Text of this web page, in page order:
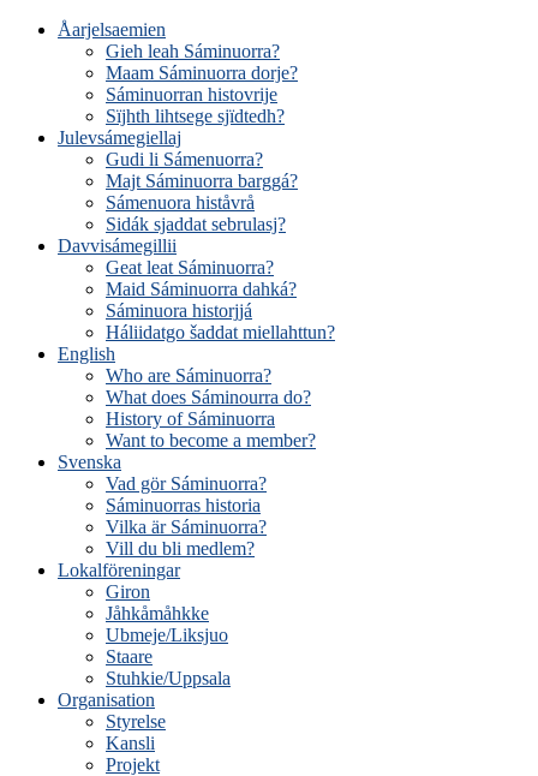
Åarjelsaemien
Gieh leah Sáminuorra?
Maam Sáminuorra dorje?
Sáminuorran histovrije
Sïjhth lihtsege sjïdtedh?
Julevsámegiellaj
Gudi li Sámenuorra?
Majt Sáminuorra barggá?
Sámenuora histåvrå
Sidák sjaddat sebrulasj?
Davvisámegillii
Geat leat Sáminuorra?
Maid Sáminuorra dahká?
Sáminuora historjjá
Háliidatgo šaddat miellahttun?
English
Who are Sáminuorra?
What does Sáminourra do?
History of Sáminuorra
Want to become a member?
Svenska
Vad gör Sáminuorra?
Sáminuorras historia
Vilka är Sáminuorra?
Vill du bli medlem?
Lokalföreningar
Giron
Jåhkåmåhkke
Ubmeje/Liksjuo
Staare
Stuhkie/Uppsala
Organisation
Styrelse
Kansli
Projekt